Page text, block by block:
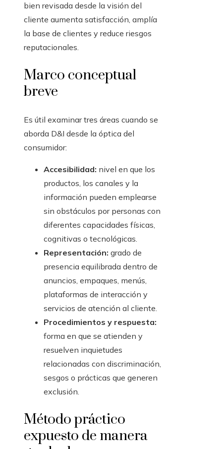
bien revisada desde la visión del
cliente aumenta satisfacción, amplía
la base de clientes y reduce riesgos
reputacionales.
Marco conceptual
breve
Es útil examinar tres áreas cuando se
aborda D&I desde la óptica del
consumidor:
Accesibilidad: nivel en que los
productos, los canales y la
información pueden emplearse
sin obstáculos por personas con
diferentes capacidades físicas,
cognitivas o tecnológicas.
Representación: grado de
presencia equilibrada dentro de
anuncios, empaques, menús,
plataformas de interacción y
servicios de atención al cliente.
Procedimientos y respuesta:
forma en que se atienden y
resuelven inquietudes
relacionadas con discriminación,
sesgos o prácticas que generen
exclusión.
Método práctico
expuesto de manera